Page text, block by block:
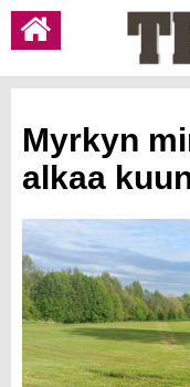
Myrkyn
alkaa